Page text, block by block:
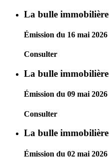
La bulle immobilière
Émission du 16 mai 2026
Consulter
La bulle immobilière
Émission du 09 mai 2026
Consulter
La bulle immobilière
Émission du 02 mai 2026